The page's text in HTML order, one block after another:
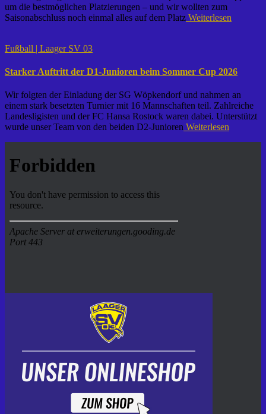
um die bestmöglichen Platzierungen – und wir wollten zum
Saisonabschluss noch einmal alles auf dem Platz Weiterlesen
Fußball | Laager SV 03
Starker Auftritt der D1-Junioren beim Sommer Cup 2026
Wir folgten der Einladung der SG Wöpkendorf und nahmen an
einem stark besetzten Turnier mit 16 Mannschaften teil. Zahlreiche
Landesligisten und der FC Hansa Rostock waren dabei. Unterstützt
wurde unser Team von den beiden D2-Junioren Weiterlesen